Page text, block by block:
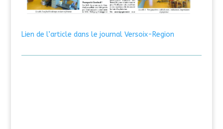
Lien de l’article dans le journal Versoix-Region